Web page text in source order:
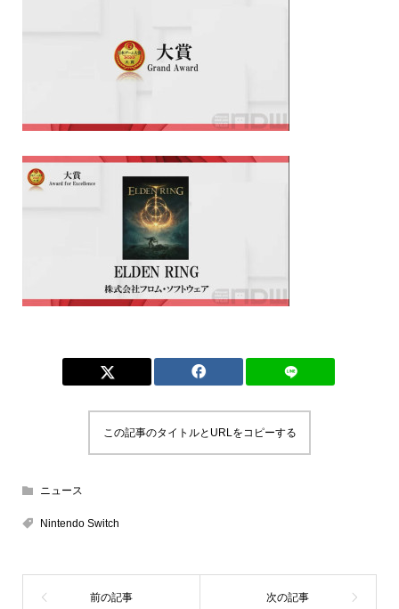
この記事のタイトルとURLをコピーする
ニュース
Nintendo Switch